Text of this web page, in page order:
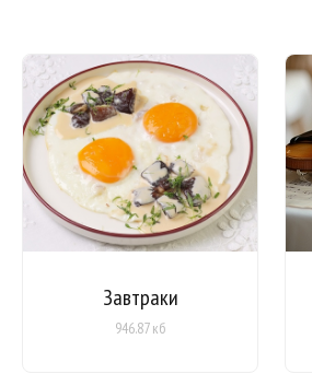
Завтраки
946.87 кб